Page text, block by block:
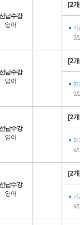
납수강
영어
[2
기
9/
납수강
영어
[2
기
9/
납수강
영어
[2
기
9/
납수강
영어
[2
기
9/